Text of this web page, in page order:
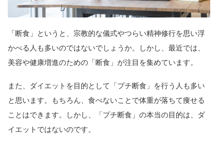
「断食」というと、宗教的な儀式やつらい精神修行を思い浮
かべる人も多いのではないでしょうか。しかし、最近では、
美容や健康増進のための「断食」が注目を集めています。
また、ダイエットを目的として「プチ断食」を行う人も多い
と思います。もちろん、食べないことで体重が落ちて痩せる
ことはできます。しかし、「プチ断食」の本当の目的は、ダ
イエットではないのです。